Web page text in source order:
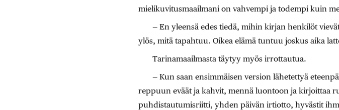
mielikuvitusmaailmani on vahvempi ja todempi kuin
— En yleensä edes tiedä, mihin kirjan henkilöt
ylös, mitä tapahtuu. Oikea elämä tuntuu joskus aika
Tarinamaailmasta täytyy myös irrottautua.
— Kun saan ensimmäisen version lähetettyä
reppuun eväät ja kahvit, mennä luontoon ja kirjoittaa
puhdistautumisriitti, yhden päivän irtiotto, hyvästit